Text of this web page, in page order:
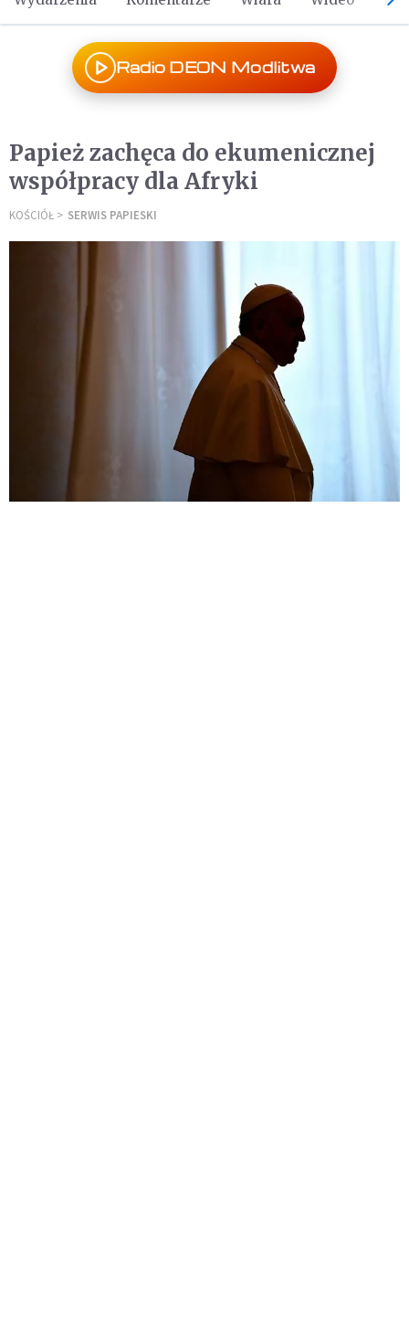
Radio DEON Modlitwa
Papież zachęca do ekumenicznej
współpracy dla Afryki
KOŚCIÓŁ SERWIS PAPIESKI